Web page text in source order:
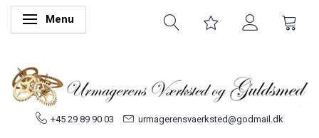
Skifte navigation
Menu
+45 29 89 90 03 urmagerensvaerksted@godmail.dk